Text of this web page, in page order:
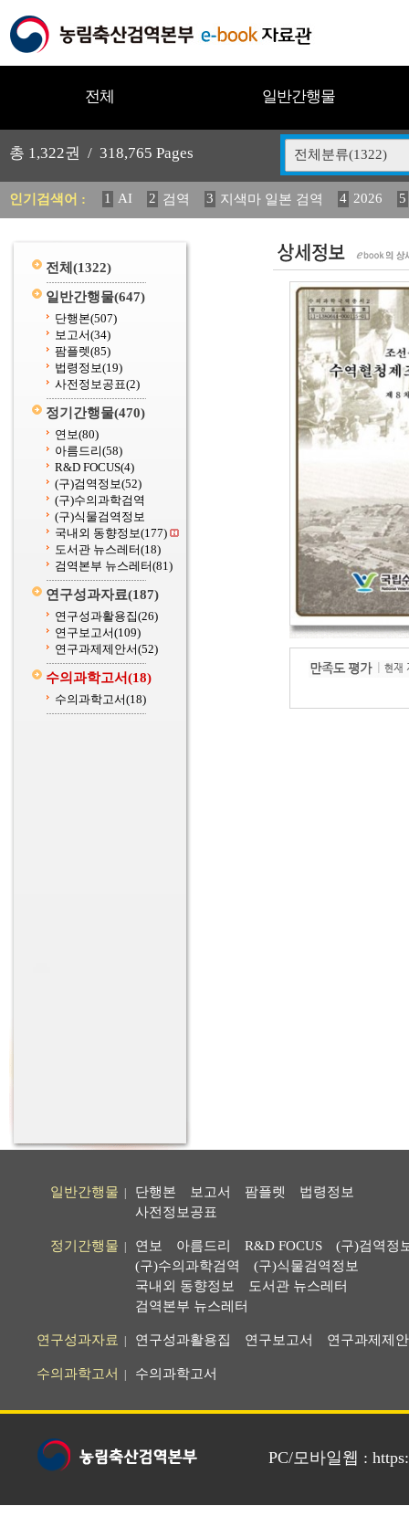
전체 일반간행물
총 1,322권 / 318,765 Pages 전체분류(1322)
인기검색어 : 1 AI 2 검역 3 지색마 일본 검역 4 2026
5
11 2025 12 중독성 식물 도감 13 媛 異 14
전체 (1322)
일반간행물(647)
단행본(507)
보고서(34)
팜플렛(85)
법령정보(19)
사전정보공표(2)
정기간행물(470)
연보(80)
아름드리(58)
R&D FOCUS(4)
(구)검역정보(52)
(구)수의과학검역
(구)식물검역정보
국내외 동향정보(177)
도서관 뉴스레터(18)
검역본부 뉴스레터(81)
연구성과자료(187)
연구성과활용집(26)
연구보고서(109)
연구과제제안서(52)
수의과학고서(18)
수의과학고서(18)
일반간행물 단행본 보고서 팜플렛
법령정보
사전정보공표
정기간행물 연보 아름드리 R&D FOCUS
(구)검역정
(구)수의과학검역
(구)식물검역정보
국내외 동향정보
도서관 뉴스레터
검역본부 뉴스레터
연구성과자료 연구성과활용집 연구보고서 연구과제제
수의과학고서 수의과학고서
PC/모바일웹 :